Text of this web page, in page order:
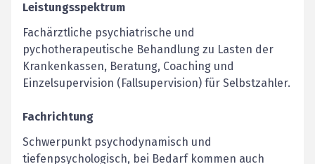
Leistungsspektrum
Fachärztliche psychiatrische und
pychotherapeutische Behandlung zu Lasten der
Krankenkassen, Beratung, Coaching und
Einzelsupervision (Fallsupervision) für Selbstzahler.
Fachrichtung
Schwerpunkt psychodynamisch und
tiefenpsychologisch, bei Bedarf kommen auch